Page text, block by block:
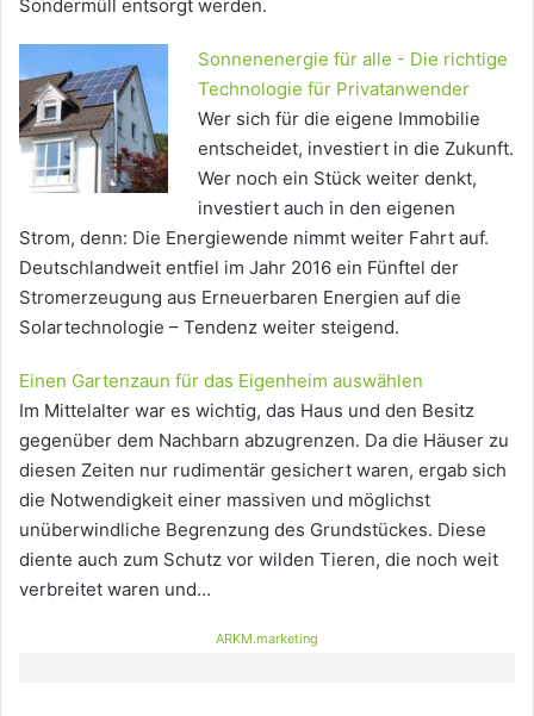
Sondermüll entsorgt werden.
Sonnenenergie für alle - Die richtige
Technologie für Privatanwender
Wer sich für die eigene Immobilie
entscheidet, investiert in die Zukunft.
Wer noch ein Stück weiter denkt,
investiert auch in den eigenen
Strom, denn: Die Energiewende nimmt weiter Fahrt auf.
Deutschlandweit entfiel im Jahr 2016 ein Fünftel der
Stromerzeugung aus Erneuerbaren Energien auf die
Solartechnologie – Tendenz weiter steigend.
Einen Gartenzaun für das Eigenheim auswählen
Im Mittelalter war es wichtig, das Haus und den Besitz
gegenüber dem Nachbarn abzugrenzen. Da die Häuser zu
diesen Zeiten nur rudimentär gesichert waren, ergab sich
die Notwendigkeit einer massiven und möglichst
unüberwindliche Begrenzung des Grundstückes. Diese
diente auch zum Schutz vor wilden Tieren, die noch weit
verbreitet waren und…
ARKM.marketing